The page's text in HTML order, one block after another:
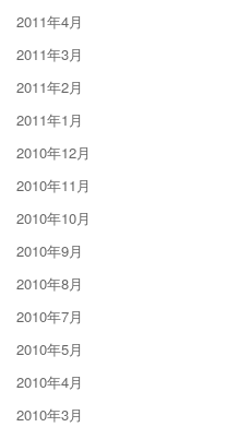
2011年4月
2011年3月
2011年2月
2011年1月
2010年12月
2010年11月
2010年10月
2010年9月
2010年8月
2010年7月
2010年5月
2010年4月
2010年3月